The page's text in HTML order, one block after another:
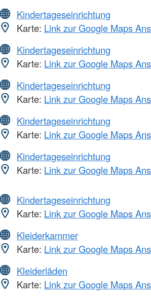
Kindertageseinrichtung
Karte: Link zur Google Maps
Kindertageseinrichtung
Karte: Link zur Google Maps
Kindertageseinrichtung
Karte: Link zur Google Maps
Kindertageseinrichtung
Karte: Link zur Google Maps
Kindertageseinrichtung
Karte: Link zur Google Maps
Kindertageseinrichtung
Karte: Link zur Google Maps
Kleiderkammer
Karte: Link zur Google Maps
Kleiderläden
Karte: Link zur Google Maps